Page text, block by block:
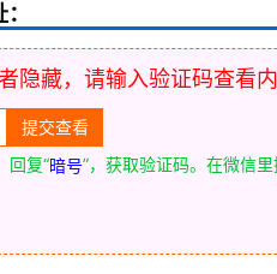
隐藏，请输入验证码查看
回复“暗号”，获取验证码。在微信里